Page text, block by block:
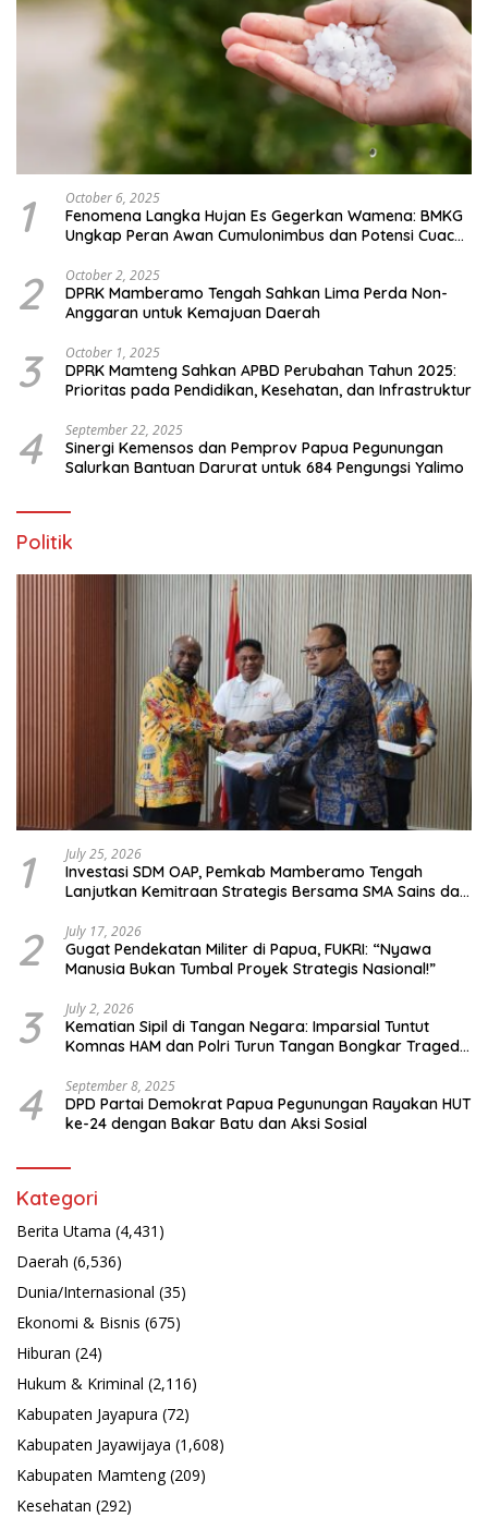
1 October 6, 2025
Fenomena Langka Hujan Es Gegerkan Wamena: BMKG
Ungkap Peran Awan Cumulonimbus dan Potensi Cuaca
2 October 2, 2025
DPRK Mamberamo Tengah Sahkan Lima Perda Non-
Anggaran untuk Kemajuan Daerah
3 October 1, 2025
DPRK Mamteng Sahkan APBD Perubahan Tahun 2025:
Prioritas pada Pendidikan, Kesehatan, dan Infrastruktur
4 September 22, 2025
Sinergi Kemensos dan Pemprov Papua Pegunungan
Salurkan Bantuan Darurat untuk 684 Pengungsi Yalimo
Politik
1 July 25, 2026
Investasi SDM OAP, Pemkab Mamberamo Tengah
Lanjutkan Kemitraan Strategis Bersama SMA Sains dan
2 July 17, 2026
Gugat Pendekatan Militer di Papua, FUKRI: “Nyawa
Manusia Bukan Tumbal Proyek Strategis Nasional!”
3 July 2, 2026
Kematian Sipil di Tangan Negara: Imparsial Tuntut
Komnas HAM dan Polri Turun Tangan Bongkar Tragedi
4 September 8, 2025
DPD Partai Demokrat Papua Pegunungan Rayakan HUT
ke-24 dengan Bakar Batu dan Aksi Sosial
Kategori
Berita Utama (4,431)
Daerah (6,536)
Dunia/Internasional (35)
Ekonomi & Bisnis (675)
Hiburan (24)
Hukum & Kriminal (2,116)
Kabupaten Jayapura (72)
Kabupaten Jayawijaya (1,608)
Kabupaten Mamteng(209)
Kesehatan (292)